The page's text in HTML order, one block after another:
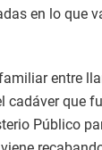
en lo que
entre
cadáver que
Público